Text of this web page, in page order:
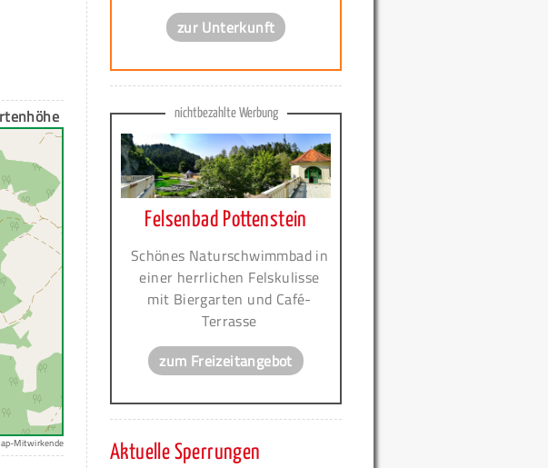
Mitwirkende
zur Unterkunft
nichtbezahlte Werbung
Felsenbad Pottenstein
Schönes Naturschwimmbad in
einer herrlichen Felskulisse
mit Biergarten und Café-
Terrasse
zum Freizeitangebot
Aktuelle Sperrungen